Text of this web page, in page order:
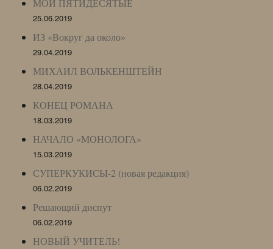
МОИ ПЯТИДЕСЯТЫЕ
25.06.2019
ИЗ «Вокруг да около»
29.04.2019
МИХАИЛ ВОЛЬКЕНШТЕЙН
28.04.2019
КОНЕЦ РОМАНА
18.03.2019
НАЧАЛО «МОНОЛОГА»
15.03.2019
СУПЕРКУКИСЫ-2 (новая редакция)
06.02.2019
Решающий диспут
06.02.2019
НОВЫЙ УЧИТЕЛЬ!